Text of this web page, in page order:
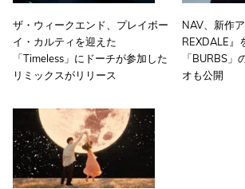
ザ・ウィークエンド、プレイボー
イ・カルティを迎えた
「Timeless」にドーチが参加した
リミックスがリリース
NAV、新作
REXDALE』
「BURBS
オも公開